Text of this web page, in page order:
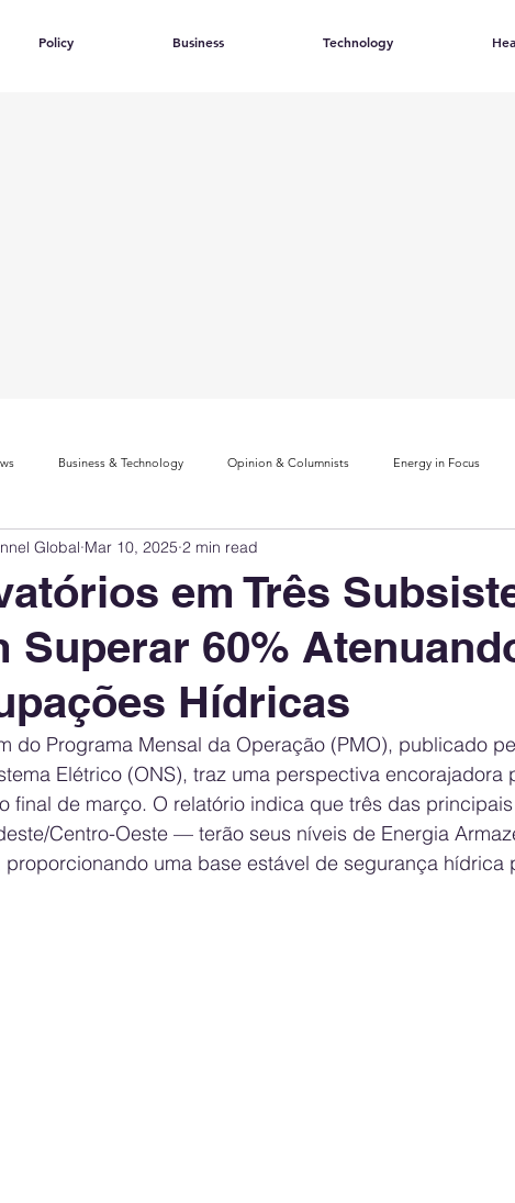
Policy Business Technology
Business & Technology Opinion & Columnists Energy in Focus
Innovation Index Sustainability & ESG Index
States Policy Public Policy Energy Policy Brand Perception
International Relations
Corporate Strategy
em Três
Superar 60%
Hídricas
Global Mar 10, 2025 2 min read
do Programa Mensal da Operação (PMO), publicado
Elétrico (ONS), traz uma perspectiva encorajadora
final de março. O relatório indica que três das
Centro-Oeste — terão seus níveis de Energia
uma base estável de segurança hídrica